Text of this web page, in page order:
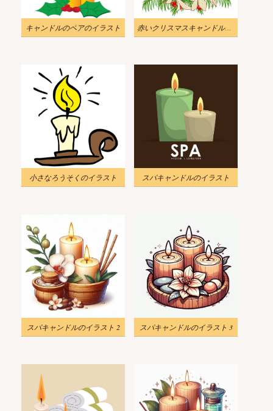
キャンドルのペアのイラスト 赤いクリスマスキャンドルのイラスト
小さなろうそくのイラスト スパキャンドルのイラスト
スパキャンドルのイラスト 2 スパキャンドルのイラスト 3